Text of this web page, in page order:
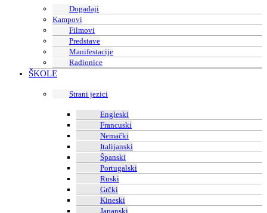
Događaji
Kampovi
Filmovi
Predstave
Manifestacije
Radionice
ŠKOLE
Strani jezici
Engleski
Francuski
Nemački
Italijanski
Španski
Portugalski
Ruski
Grčki
Kineski
Japanski